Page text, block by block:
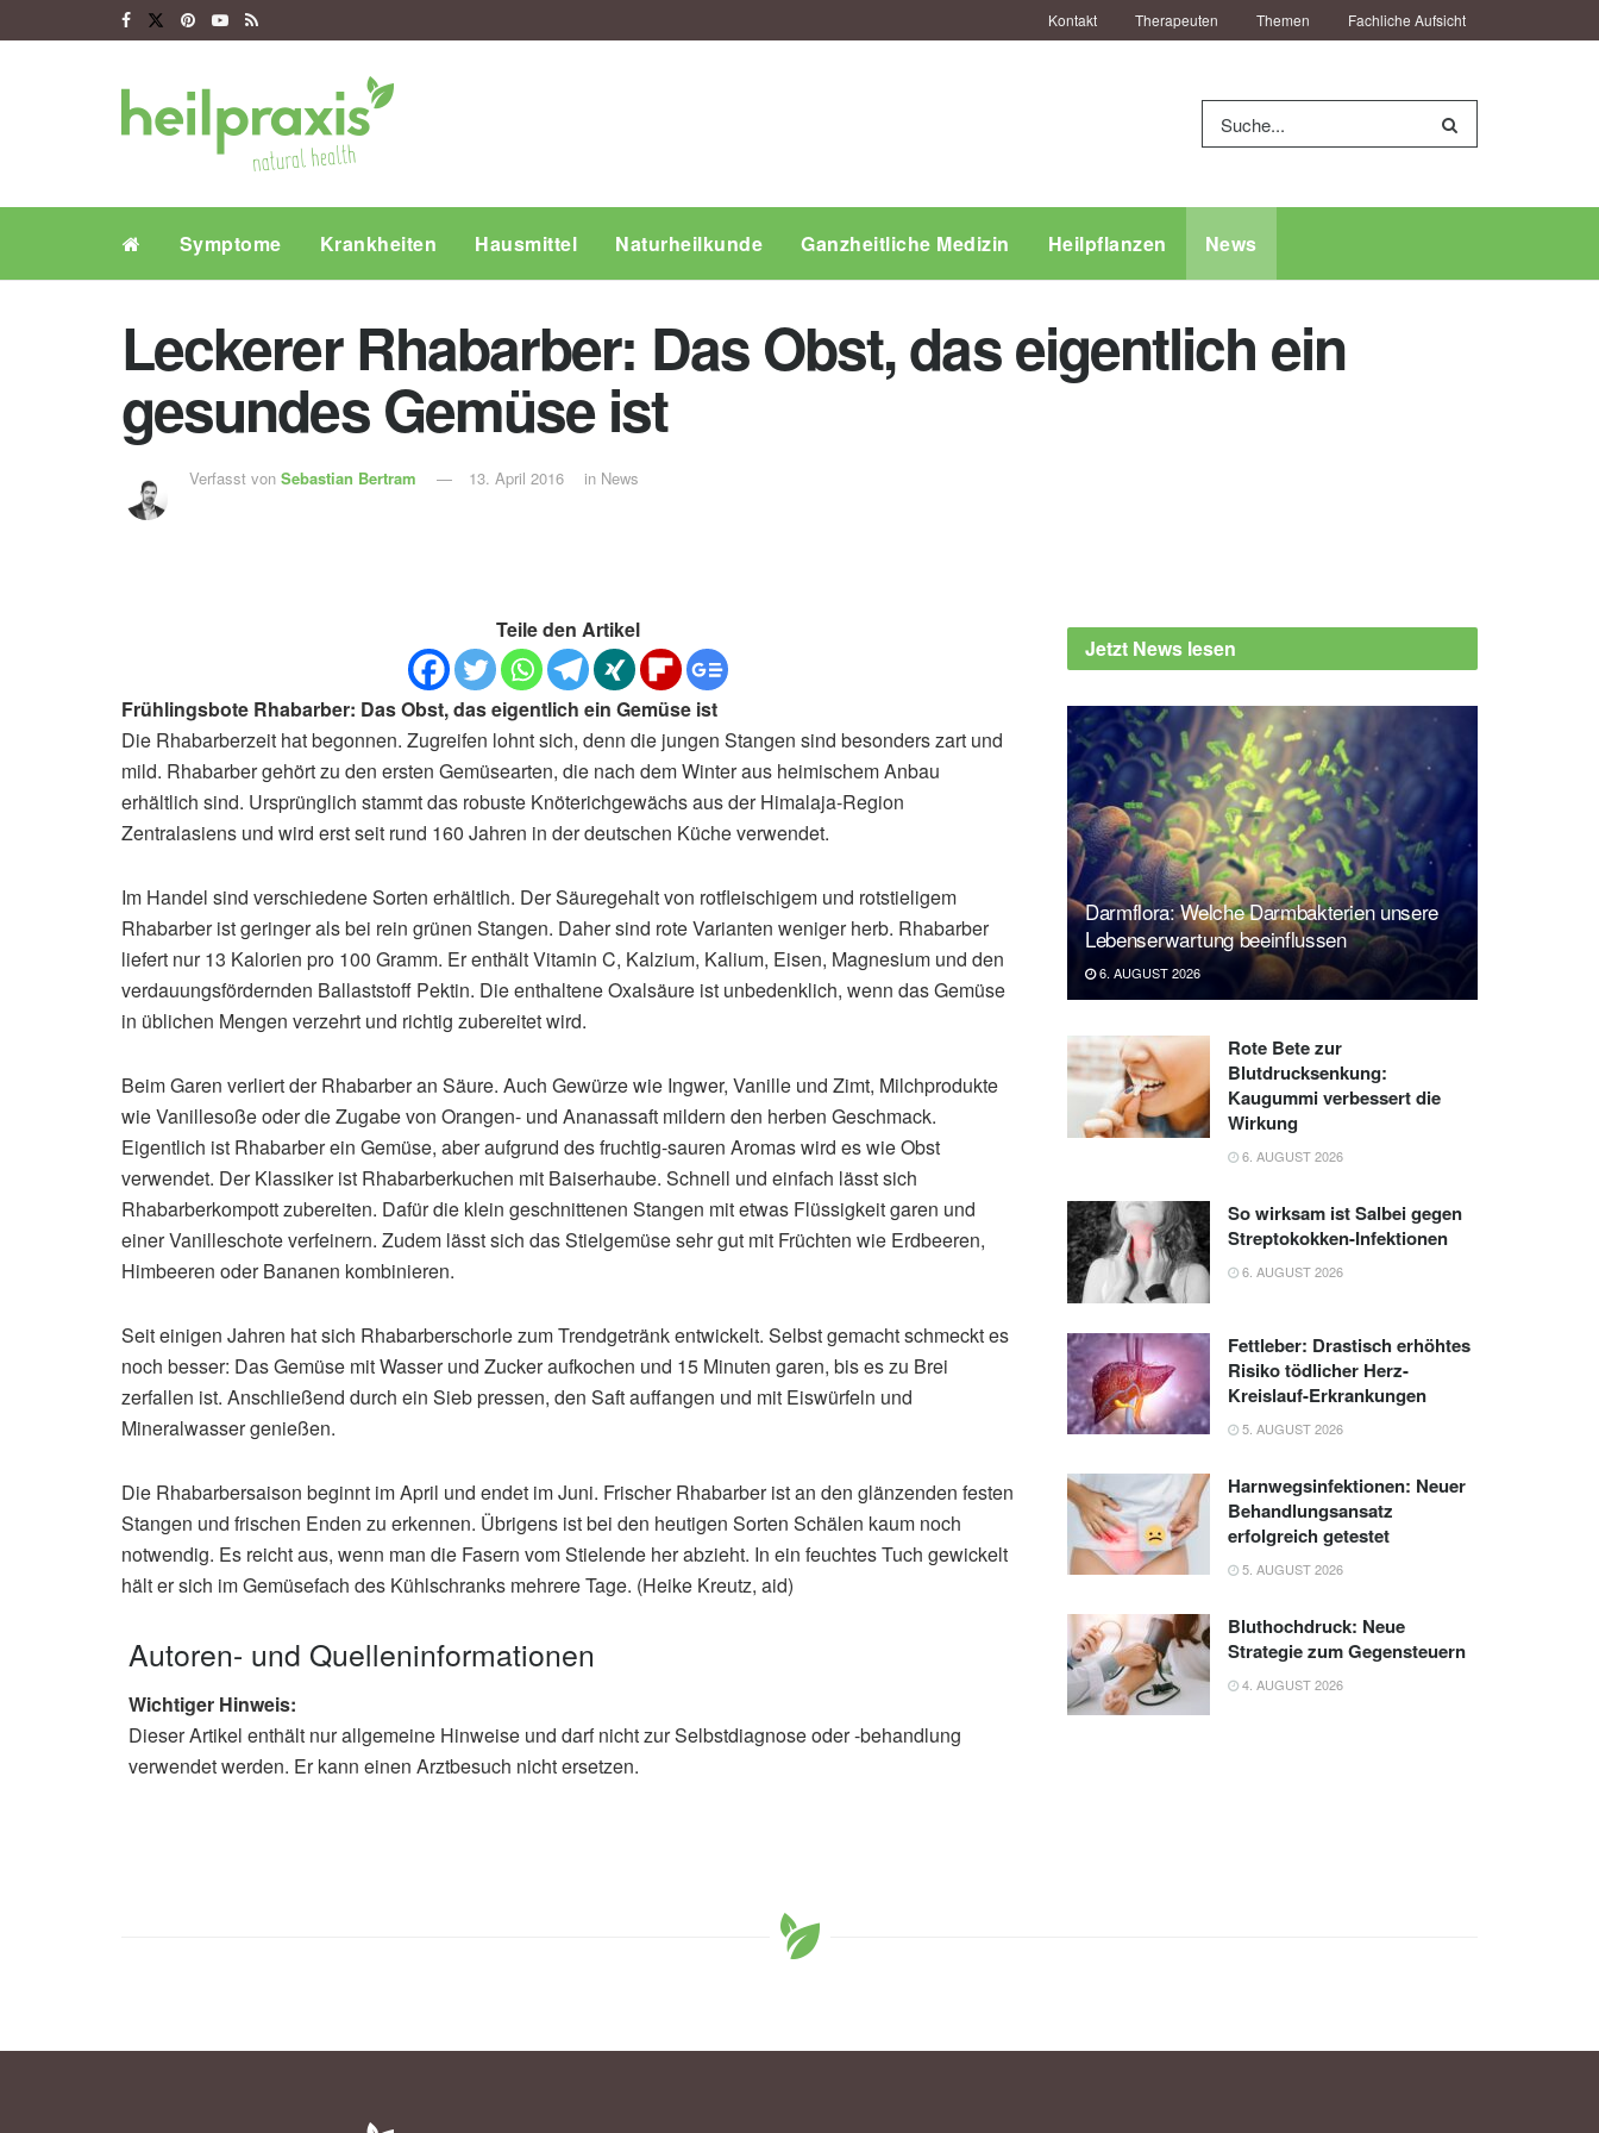
Kontakt Therapeuten Themen Fachliche Aufsicht
Symptome Krankheiten Hausmittel Naturheilkunde Ganzheitliche Medizin Heilpflanzen News
Leckerer Rhabarber: Das Obst, das eigentlich ein
gesundes Gemüse ist
Verfasst von Sebastian Bertram 13. April 2016 in News
Teile den Artikel
Frühlingsbote Rhabarber: Das Obst, das eigentlich ein Gemüse ist
Die Rhabarberzeit hat begonnen. Zugreifen lohnt sich, denn die jungen Stangen sind besonders zart und
mild. Rhabarber gehört zu den ersten Gemüsearten, die nach dem Winter aus heimischem Anbau
erhältlich sind. Ursprünglich stammt das robuste Knöterichgewächs aus der Himalaja-Region
Zentralasiens und wird erst seit rund 160 Jahren in der deutschen Küche verwendet.
Im Handel sind verschiedene Sorten erhältlich. Der Säuregehalt von rotfleischigem und rotstieligem
Rhabarber ist geringer als bei rein grünen Stangen. Daher sind rote Varianten weniger herb. Rhabarber
liefert nur 13 Kalorien pro 100 Gramm. Er enthält Vitamin C, Kalzium, Kalium, Eisen, Magnesium und den
verdauungsfördernden Ballaststoff Pektin. Die enthaltene Oxalsäure ist unbedenklich, wenn das Gemüse
in üblichen Mengen verzehrt und richtig zubereitet wird.
Beim Garen verliert der Rhabarber an Säure. Auch Gewürze wie Ingwer, Vanille und Zimt, Milchprodukte
wie Vanillesoße oder die Zugabe von Orangen- und Ananassaft mildern den herben Geschmack.
Eigentlich ist Rhabarber ein Gemüse, aber aufgrund des fruchtig-sauren Aromas wird es wie Obst
verwendet. Der Klassiker ist Rhabarberkuchen mit Baiserhaube. Schnell und einfach lässt sich
Rhabarberkompott zubereiten. Dafür die klein geschnittenen Stangen mit etwas Flüssigkeit garen und
einer Vanilleschote verfeinern. Zudem lässt sich das Stielgemüse sehr gut mit Früchten wie Erdbeeren,
Himbeeren oder Bananen kombinieren.
Seit einigen Jahren hat sich Rhabarberschorle zum Trendgetränk entwickelt. Selbst gemacht schmeckt es
noch besser: Das Gemüse mit Wasser und Zucker aufkochen und 15 Minuten garen, bis es zu Brei
zerfallen ist. Anschließend durch ein Sieb pressen, den Saft auffangen und mit Eiswürfeln und
Mineralwasser genießen.
Die Rhabarbersaison beginnt im April und endet im Juni. Frischer Rhabarber ist an den glänzenden festen
Stangen und frischen Enden zu erkennen. Übrigens ist bei den heutigen Sorten Schälen kaum noch
notwendig. Es reicht aus, wenn man die Fasern vom Stielende her abzieht. In ein feuchtes Tuch gewickelt
hält er sich im Gemüsefach des Kühlschranks mehrere Tage. (Heike Kreutz, aid)
Autoren- und Quelleninformationen
Wichtiger Hinweis:
Dieser Artikel enthält nur allgemeine Hinweise und darf nicht zur Selbstdiagnose oder -behandlung
verwendet werden. Er kann einen Arztbesuch nicht ersetzen.
Jetzt News lesen
Darmflora: Welche Darmbakterien unsere
Lebenserwartung beeinflussen
6. AUGUST 2026
Rote Bete zur
Blutdrucksenkung:
Kaugummi verbessert die
Wirkung
6. AUGUST 2026
So wirksam ist Salbei gegen
Streptokokken-Infektionen
6. AUGUST 2026
Fettleber: Drastisch erhöhtes
Risiko tödlicher Herz-
Kreislauf-Erkrankungen
5. AUGUST 2026
Harnwegsinfektionen: Neuer
Behandlungsansatz
erfolgreich getestet
5. AUGUST 2026
Bluthochdruck: Neue
Strategie zum Gegensteuern
4. AUGUST 2026